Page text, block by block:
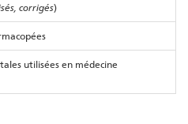
corrigés)
utilisées en médecine